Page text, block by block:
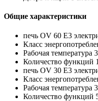
Общие характеристики
печь OV 60 E3
Класс
Рабочая температура
Количество функций
печь OV 30 E3
Класс
Рабочая температура
Количество функций